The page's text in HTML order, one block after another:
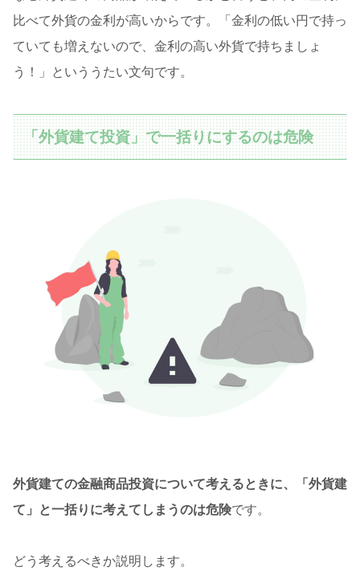
比べて外貨の金利が高いからです。「金利の低い円で持っ
ていても増えないので、金利の高い外貨で持ちましょ
う！」といううたい文句です。
「外貨建て投資」で一括りにするのは危険
外貨建ての金融商品投資について考えるときに、「外貨建
て」と一括りに考えてしまうのは危険です。
どう考えるべきか説明します。